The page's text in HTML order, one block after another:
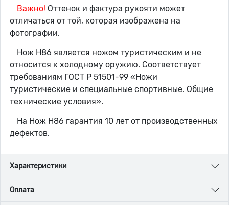
Важно! Оттенок и фактура рукояти может
отличаться от той, которая изображена на
фотографии.
Нож Н86 является ножом туристическим и не
относится к холодному оружию. Соответствует
требованиям ГОСТ Р 51501-99 «Ножи
туристические и специальные спортивные. Общие
технические условия».
На Нож Н86 гарантия 10 лет от производственных
дефектов.
Характеристики
Оплата